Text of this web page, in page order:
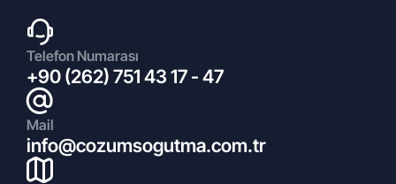
Telefon Numarası
+90 (262) 751 43 17 - 47
Mail
info@cozumsogutma.com.tr